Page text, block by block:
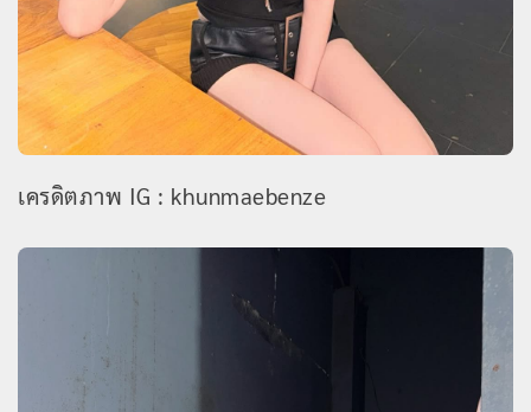
เครดิตภาพ IG : khunmaebenze